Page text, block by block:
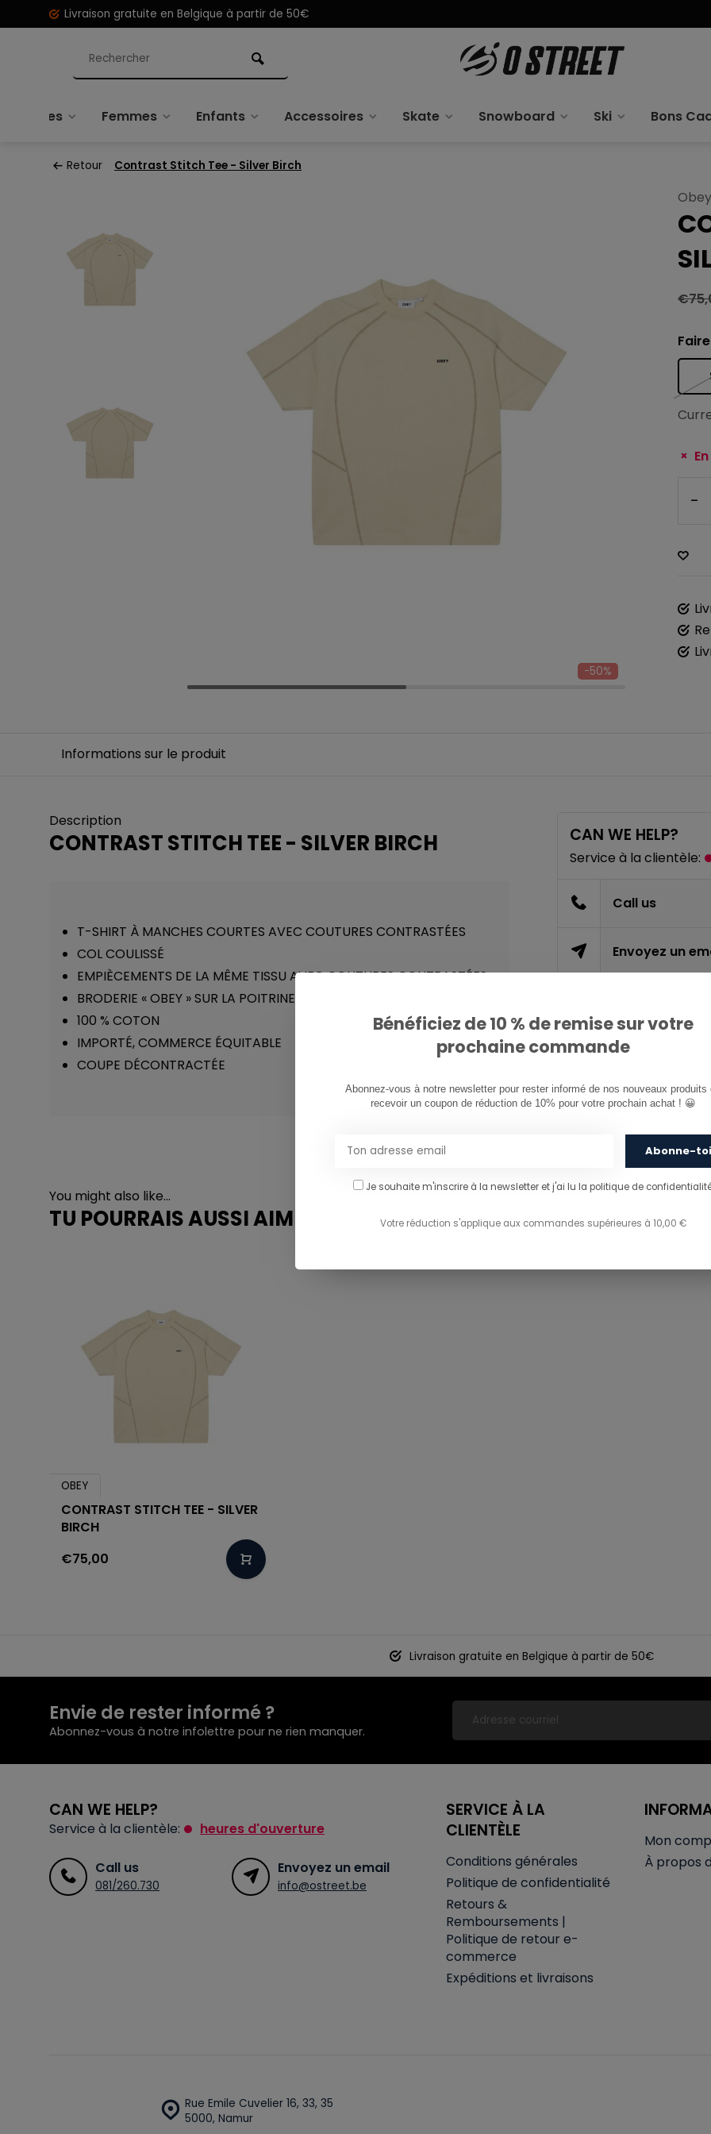
Livraison gratuite en Belgique à partir de 50€
Hommes Femmes Enfants Accessoires Skate Snowboard Ski Bons
Retour Contrast Stitch Tee - Silver Birch
-50%
Obey
-
Informations sur le produit
Description
CONTRAST STITCH TEE - SILVER BIRCH
T-SHIRT À MANCHES COURTES AVEC COUTURES CONTRASTÉES
COL COULISSÉ
EMPIÈCEMENTS DE LA MÊME TISSU AVEC COUTURES CONTRASTÉES
BRODERIE « OBEY » SUR LA POITRINE
100 % COTON
IMPORTÉ, COMMERCE ÉQUITABLE
COUPE DÉCONTRACTÉE
CAN WE HELP?
Service à la clientèle:
Call us
Envoyez un
PARTAGER CE
You might also like...
TU POURRAIS AUSSI AIMER...
OBEY
CONTRAST STITCH TEE - SILVER
BIRCH
€75,00
Livraison gratuite en Belgique à partir de 50€
Envie de rester informé ?
Abonnez-vous à notre infolettre pour ne rien manquer.
CAN WE HELP?
Service à la clientèle: heures d'ouverture
Call us
081/260.730
Envoyez un email
info@ostreet.be
SERVICE À LA
CLIENTÈLE
Conditions générales
Politique de confidentialité
Retours &
Remboursements |
Politique de retour e-
commerce
Expéditions et livraisons
Mon
À propos
Rue Emile Cuvelier 16, 33, 35
5000, Namur
Bénéficiez de 10 % de remise sur votre
prochaine commande
Abonnez-vous à notre newsletter pour rester informé de nos nouveaux produits
recevoir un coupon de réduction de 10% pour votre prochain achat ! 😀
Abonne-toi
Je souhaite m'inscrire à la newsletter et j'ai lu la politique de
Votre réduction s'applique aux commandes supérieures à 10,00 €